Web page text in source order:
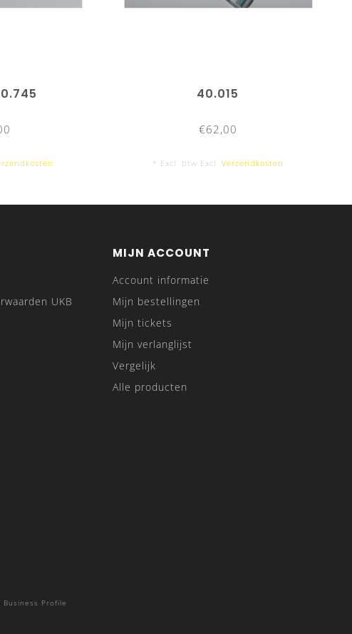
40.015
€62,00
* Excl. btw Excl. Verzendkosten
UKB
MIJN ACCOUNT
Account informatie
Mijn bestellingen
Mijn tickets
Mijn verlanglijst
Vergelijk
Alle producten
Business Profile